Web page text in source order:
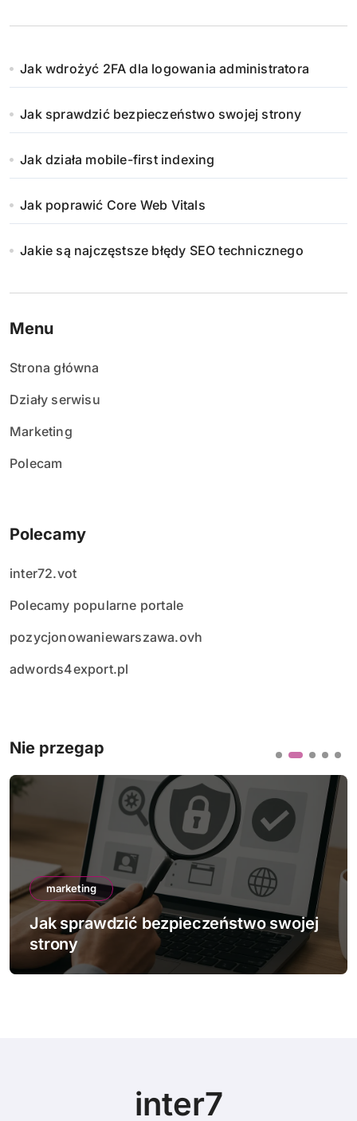
Jak wdrożyć 2FA dla logowania administratora
Jak sprawdzić bezpieczeństwo swojej strony
Jak działa mobile-first indexing
Jak poprawić Core Web Vitals
Jakie są najczęstsze błędy SEO technicznego
Menu
Strona główna
Działy serwisu
Marketing
Polecam
Polecamy
inter72.vot
Polecamy popularne portale
pozycjonowaniewarszawa.ovh
adwords4export.pl
Nie przegap
marketing
Jak działa mobile-first indexing
inter7